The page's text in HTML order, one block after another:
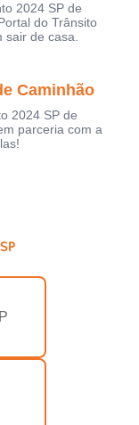
2024 SP de
do Trânsito
sair de casa.
Caminhão
2024 SP de
parceria com a